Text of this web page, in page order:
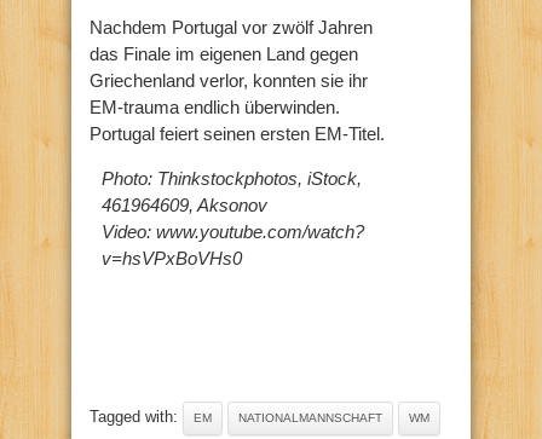
Nachdem Portugal vor zwölf Jahren
das Finale im eigenen Land gegen
Griechenland verlor, konnten sie ihr
EM-trauma endlich überwinden.
Portugal feiert seinen ersten EM-Titel.
Photo: Thinkstockphotos, iStock,
461964609, Aksonov
Video: www.youtube.com/watch?
v=hsVPxBoVHs0
Tagged with: EM NATIONALMANNSCHAFT WM